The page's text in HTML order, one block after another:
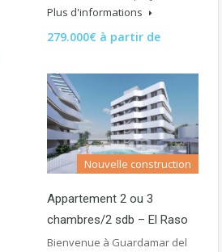
Plus d'informations
279.000€ à partir de
Nouvelle construction
Appartement 2 ou 3
chambres/2 sdb – El Raso
Bienvenue à Guardamar del